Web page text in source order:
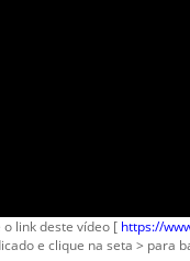
o link deste vídeo [ https://
e clique na seta > para